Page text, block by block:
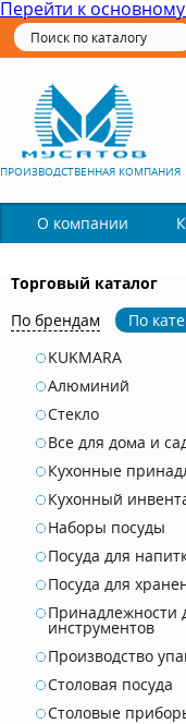
Перейти к
ПРОИЗВОДСТВЕННАЯ КОМПАНИЯ
О компании
Торговый каталог
По брендам
По
KUKMARA
Алюминий
Стекло
Все для дома и
Кухонные
Кухонный
Наборы посуды
Посуда для
Посуда для
Принадлежности
инструментов
Производство
Столовая посуда
Столовые